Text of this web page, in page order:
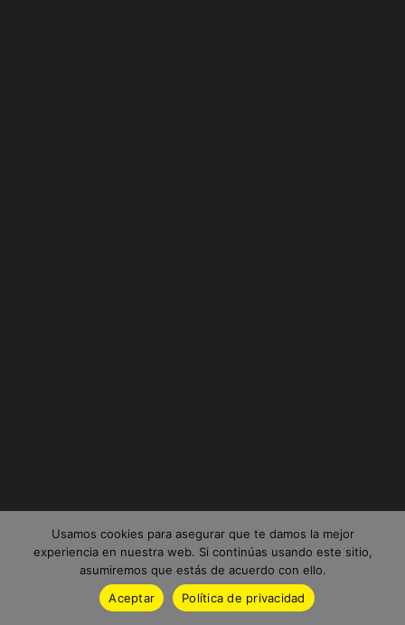
Usamos cookies para asegurar que te damos la mejor
experiencia en nuestra web. Si continúas usando este sitio,
asumiremos que estás de acuerdo con ello.
Aceptar
Política de privacidad